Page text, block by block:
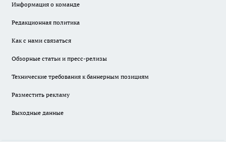
Информация о команде
Редакционная политика
Как с нами связаться
Обзорные статьи и пресс-релизы
Технические требования к баннерным позициям
Разместить рекламу
Выходные данные